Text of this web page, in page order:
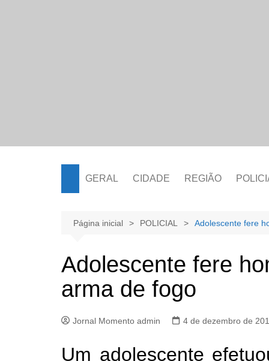
GERAL CIDADE REGIÃO
Página inicial POLICIAL Adolescente fere
Adolescente fere
arma de fogo
Jornal Momento admin 4 de dezembro de
Um adolescente